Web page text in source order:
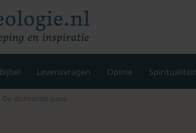
Bijbel Levensvragen Opinie Spiritualiteit
De dichtende paus